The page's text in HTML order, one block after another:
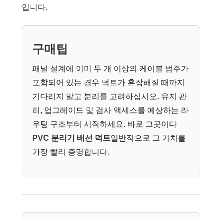
입니다.
구매팁
패널 설계에 이미 두 개 이상의 케이블 범주가
포함되어 있는 경우 덕트가 혼잡해질 때까지
기다리지 말고 분리를 고려하십시오. 유지 관
리, 업그레이드 및 검사 액세스를 예상하는 라
우팅 구조부터 시작하세요. 바로 그곳이다
PVC 분리기 배선 덕트일반적으로 그 가치를
가장 빨리 증명합니다.